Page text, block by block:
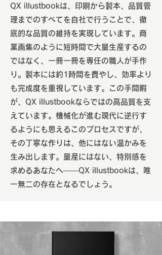
QX illustbookは、印刷から製本、品質管
理までのすべてを自社で行うことで、徹
底的な品質の維持を実現しています。商
業画集のように短時間で大量生産するの
ではなく、一冊一冊を専任の職人が手作
り。製本には約1時間を費やし、効率より
も完成度を重視しています。この手間暇
が、QX illustbookならではの高品質を支
えています。機械化が進む現代に逆行す
るようにも思えるこのプロセスですが、
その丁寧な作りは、他にはない温かみを
生み出します。量産にはない、特別感を
求めるあなたへ――QX illustbookは、唯
一無二の存在となるでしょう。